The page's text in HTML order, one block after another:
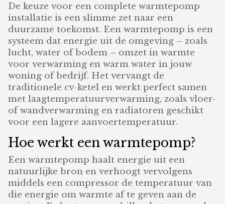
De keuze voor een complete warmtepomp
installatie is een slimme zet naar een
duurzame toekomst. Een warmtepomp is een
systeem dat energie uit de omgeving – zoals
lucht, water of bodem – omzet in warmte
voor verwarming en warm water in jouw
woning of bedrijf. Het vervangt de
traditionele cv-ketel en werkt perfect samen
met laagtemperatuurverwarming, zoals vloer-
of wandverwarming en radiatoren geschikt
voor een lagere aanvoertemperatuur.
Hoe werkt een warmtepomp?
Een warmtepomp haalt energie uit een
natuurlijke bron en verhoogt vervolgens
middels een compressor de temperatuur van
die energie om warmte af te geven aan de